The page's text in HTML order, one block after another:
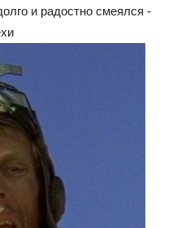
и радостно смеялся -